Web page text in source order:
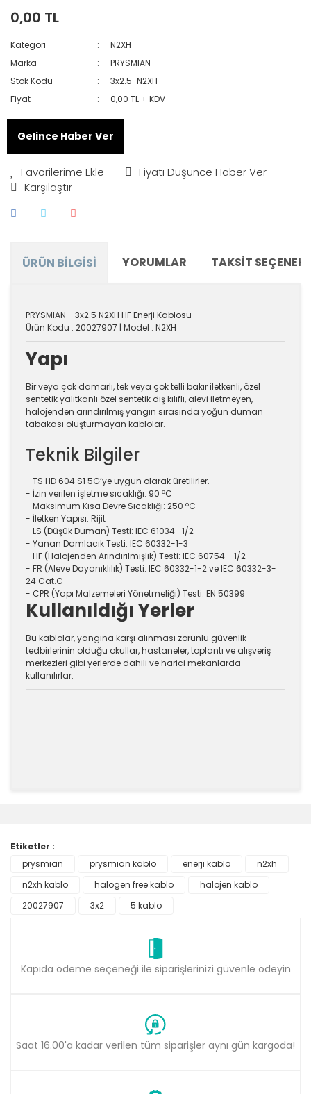
0,00 TL
Kategori
N2XH
Marka
PRYSMIAN
Stok Kodu
3x2.5-N2XH
Fiyat
0,00 TL + KDV
Gelince Haber Ver
Fiyatı Düşünce Haber Ver
Karşılaştır
ÜRÜN BILGISI YORUMLAR TAKSIT
PRYSMIAN - 3x2.5 N2XH HF Enerji Kablosu
Ürün Kodu : 20027907 | Model : N2XH
Yapı
Bir veya çok damarlı, tek veya çok telli bakır iletkenli, özel
sentetik yalıtkanlı özel sentetik dış kılıflı, alevi iletmeyen,
halojenden arındırılmış yangın sırasında yoğun duman
tabakası oluşturmayan kablolar.
Teknik Bilgiler
- TS HD 604 S1 5G’ye uygun olarak üretilirler.
- İzin verilen işletme sıcaklığı: 90 ºC
- Maksimum Kısa Devre Sıcaklığı: 250 ºC
- İletken Yapısı: Rijit
- LS (Düşük Duman) Testi: IEC 61034 -1/2
- Yanan Damlacık Testi: IEC 60332-1-3
- HF (Halojenden Arındırılmışlık) Testi: IEC 60754 - 1/2
- FR (Aleve Dayanıklılık) Testi: IEC 60332-1-2 ve IEC 60332-3-
24 Cat.C
- CPR (Yapı Malzemeleri Yönetmeliği) Testi: EN 50399
Kullanıldığı Yerler
Bu kablolar, yangına karşı alınması zorunlu güvenlik
tedbirlerinin olduğu okullar, hastaneler, toplantı ve alışveriş
merkezleri gibi yerlerde dahili ve harici mekanlarda
kullanılırlar.
Ürün resmi kalitesiz, bozuk veya görüntülenemiyor.
Ürün açıklamasında eksik bilgiler bulunuyor.
Ürün bilgilerinde hatalar bulunuyor.
Bu ürüne benzer farklı alternatifler olmalı.
Gönder
Etiketler :
prysmian
prysmian kablo enerji kablo
n2xh
n2xh kablo
halogen free kablo
halojen kablo
20027907
3x2 5 kablo
Kapıda ödeme seçeneği ile siparişlerinizi güvenle ödeyin
Saat 16.00'a kadar verilen tüm siparişler aynı gün kargoda!